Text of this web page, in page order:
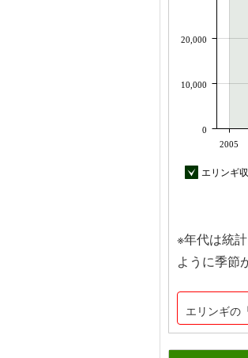
2005
0
10,000
20,000
エリンギ
※年代は統
ように季節
エリンギの